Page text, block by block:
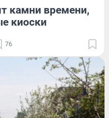
камни времени,
киоски
76